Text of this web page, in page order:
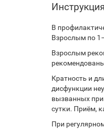
В
Взрослым по
Взрослым
Кратность и
дисфункции
вызванных
сутки. Приём,
При